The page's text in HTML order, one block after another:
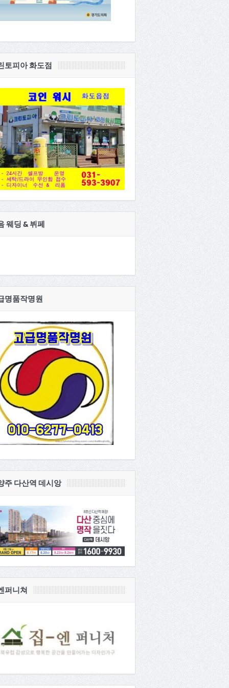
토피아 화도점
웨딩 & 뷔페
명품작명원
주 다산역 데시앙
퍼니쳐